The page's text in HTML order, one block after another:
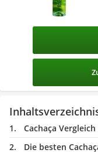
Cachaça Vergleich
Die besten